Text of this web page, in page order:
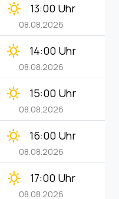
clear_day 13:00 Uhr
08.08.2026
clear_day 14:00 Uhr
08.08.2026
clear_day 15:00 Uhr
08.08.2026
clear_day 16:00 Uhr
08.08.2026
clear_day 17:00 Uhr
08.08.2026